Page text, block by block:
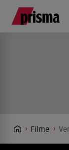
Filme